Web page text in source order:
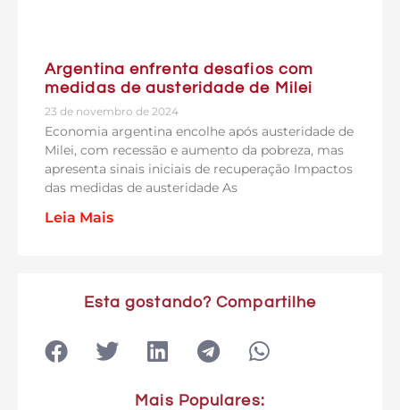
Argentina enfrenta desafios com
medidas de austeridade de Milei
23 de novembro de 2024
Economia argentina encolhe após austeridade de
Milei, com recessão e aumento da pobreza, mas
apresenta sinais iniciais de recuperação Impactos
das medidas de austeridade As
Leia Mais
Esta gostando? Compartilhe
Mais Populares: